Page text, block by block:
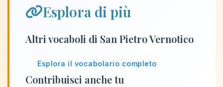
Esplora di più
Altri vocaboli di San Pietro Vernotico
Esplora il vocabolario completo
Contribuisci anche tu